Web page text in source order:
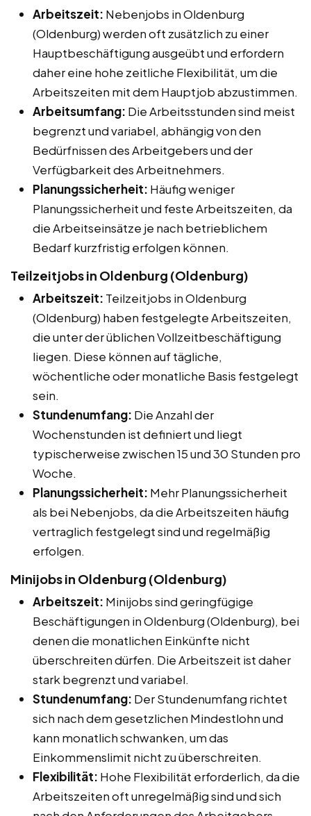
Arbeitszeit: Nebenjobs in Oldenburg
(Oldenburg) werden oft zusätzlich zu einer
Hauptbeschäftigung ausgeübt und erfordern
daher eine hohe zeitliche Flexibilität, um die
Arbeitszeiten mit dem Hauptjob abzustimmen.
Arbeitsumfang: Die Arbeitsstunden sind meist
begrenzt und variabel, abhängig von den
Bedürfnissen des Arbeitgebers und der
Verfügbarkeit des Arbeitnehmers.
Planungssicherheit: Häufig weniger
Planungssicherheit und feste Arbeitszeiten, da
die Arbeitseinsätze je nach betrieblichem
Bedarf kurzfristig erfolgen können.
Teilzeitjobs in Oldenburg (Oldenburg)
Arbeitszeit: Teilzeitjobs in Oldenburg
(Oldenburg) haben festgelegte Arbeitszeiten,
die unter der üblichen Vollzeitbeschäftigung
liegen. Diese können auf tägliche,
wöchentliche oder monatliche Basis festgelegt
sein.
Stundenumfang: Die Anzahl der
Wochenstunden ist definiert und liegt
typischerweise zwischen 15 und 30 Stunden pro
Woche.
Planungssicherheit: Mehr Planungssicherheit
als bei Nebenjobs, da die Arbeitszeiten häufig
vertraglich festgelegt sind und regelmäßig
erfolgen.
Minijobs in Oldenburg (Oldenburg)
Arbeitszeit: Minijobs sind geringfügige
Beschäftigungen in Oldenburg (Oldenburg), bei
denen die monatlichen Einkünfte nicht
überschreiten dürfen. Die Arbeitszeit ist daher
stark begrenzt und variabel.
Stundenumfang: Der Stundenumfang richtet
sich nach dem gesetzlichen Mindestlohn und
kann monatlich schwanken, um das
Einkommenslimit nicht zu überschreiten.
Flexibilität: Hohe Flexibilität erforderlich, da die
Arbeitszeiten oft unregelmäßig sind und sich